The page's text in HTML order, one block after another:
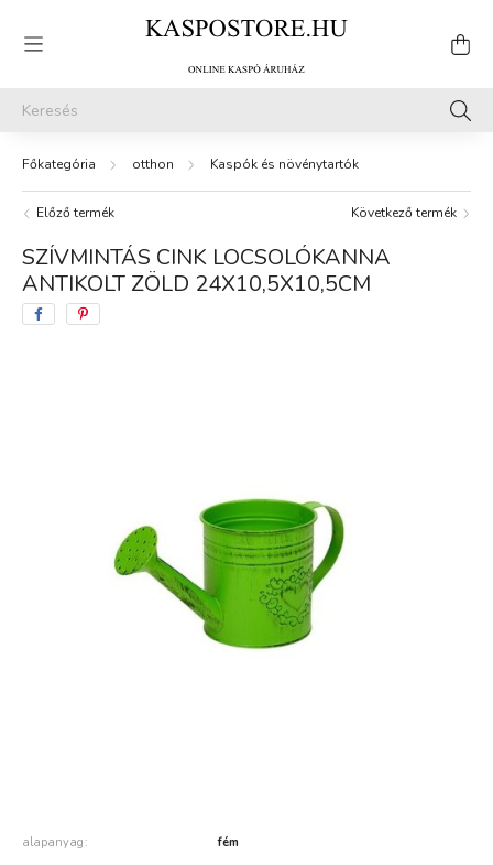
otthon Kaspók és növénytartók
Előző termék Következő termék
SZÍVMINTÁS CINK LOCSOLÓKANNA
ANTIKOLT ZÖLD 24X10,5X10,5CM
alapanyag fém